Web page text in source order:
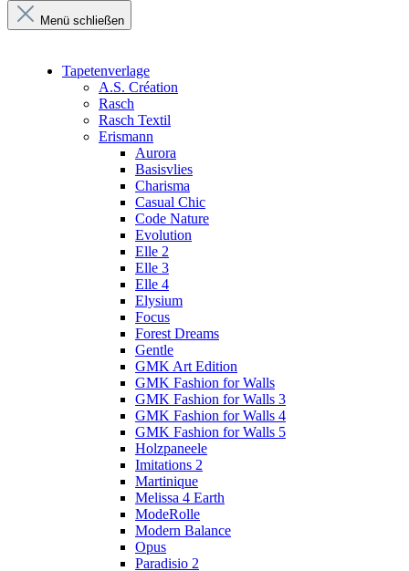
Menü schließen
Tapetenverlage
A.S. Création
Rasch
Rasch Textil
Erismann
Aurora
Basisvlies
Charisma
Casual Chic
Code Nature
Evolution
Elle 2
Elle 3
Elle 4
Elysium
Focus
Forest Dreams
Gentle
GMK Art Edition
GMK Fashion for Walls
GMK Fashion for Walls 3
GMK Fashion for Walls 4
GMK Fashion for Walls 5
Holzpaneele
Imitations 2
Martinique
Melissa 4 Earth
ModeRolle
Modern Balance
Opus
Paradisio 2